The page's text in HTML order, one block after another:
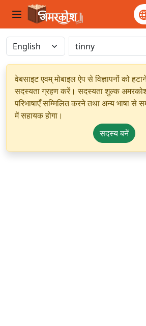
वेबसाइट एवम् मोबाइल ऐप से विज्ञापनों को
सदस्यता ग्रहण करें। सदस्यता शुल्क
परिभाषाएँ सम्मिलित करने तथा अन्य भाषा से
में सहायक होगा।
सदस्य बनें